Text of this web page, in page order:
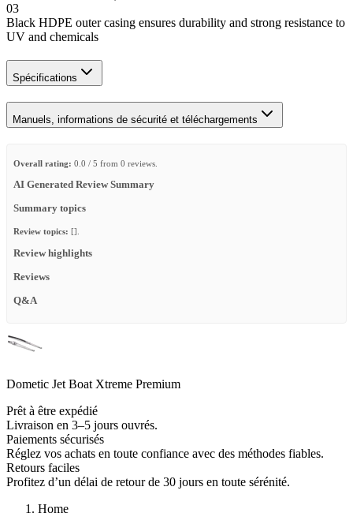
03
Black HDPE outer casing ensures durability and strong resistance to
UV and chemicals
Spécifications
Manuels, informations de sécurité et téléchargements
Overall rating: 0.0 / 5 from 0 reviews.
AI Generated Review Summary
Summary topics
Review topics: [].
Review highlights
Reviews
Q&A
Dometic Jet Boat Xtreme Premium
Prêt à être expédié
Livraison en 3–5 jours ouvrés.
Paiements sécurisés
Réglez vos achats en toute confiance avec des méthodes fiables.
Retours faciles
Profitez d’un délai de retour de 30 jours en toute sérénité.
Home